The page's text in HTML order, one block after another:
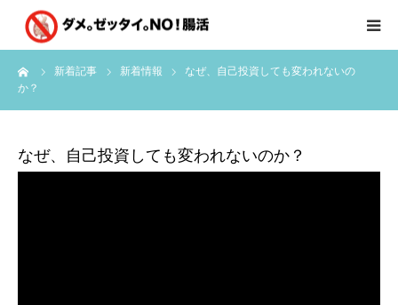
新着記事 新着情報
なぜ、自己投資しても変われないの
か？
なぜ、自己投資しても変われないのか？
はじめに